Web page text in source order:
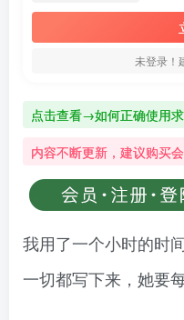
未登录！
点击查看→如何正确使用
内容不断更新，建议购买
我用了一个小时的时
一切都写下来，她要每